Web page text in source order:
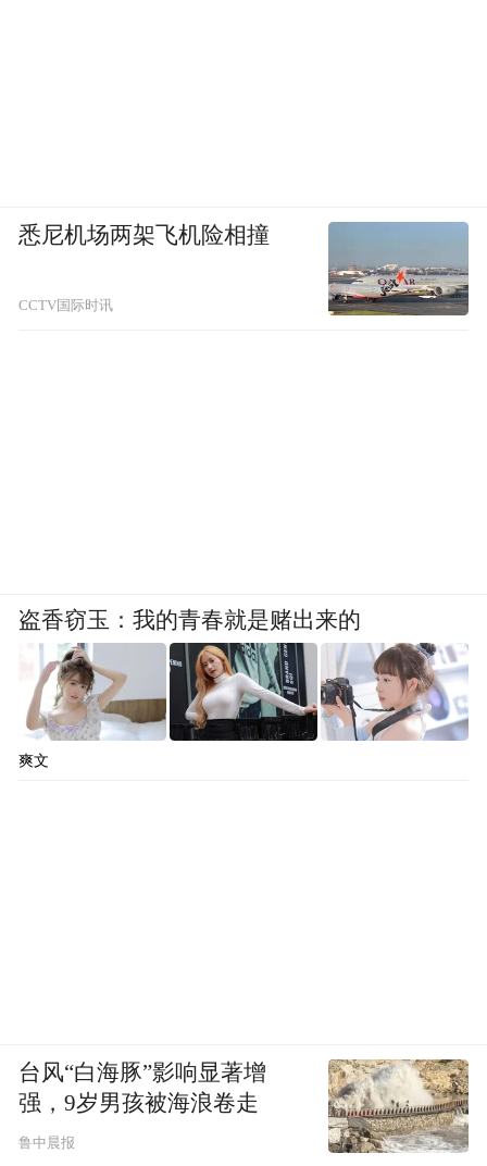
悉尼机场两架飞机险相撞
CCTV国际时讯
盗香窃玉：我的青春就是赌出来的
爽文
台风“白海豚”影响显著增
强，9岁男孩被海浪卷走
鲁中晨报